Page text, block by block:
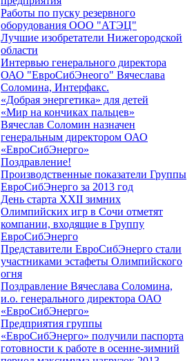
Работы по пуску резервного
оборудования ООО "АТЭЦ"
Лучшие изобретатели Нижегородской
области
Интервью генерального директора
ОАО "ЕвроСибЭнеого" Вячеслава
Соломина, Интерфакс.
«Добрая энергетика» для детей
«Мир на кончиках пальцев»
Вячеслав Соломин назначен
генеральным директором ОАО
«ЕвроСибЭнерго»
Поздравление!
Производственные показатели Группы
ЕвроСибЭнерго за 2013 год
День старта XXII зимних
Олимпийских игр в Сочи отметят
компании, входящие в Группу
ЕвроСибЭнерго
Представители ЕвроСибЭнерго стали
участниками эстафеты Олимпийского
огня
Поздравление Вячеслава Соломина,
и.о. генерального директора ОАО
«ЕвроСибЭнерго»
Предприятия группы
«ЕвроСибЭнерго» получили паспорта
готовности к работе в осенне-зимний